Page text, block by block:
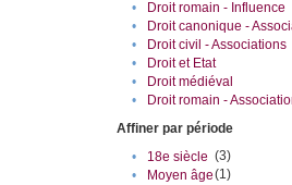
•
Droit romain - Influence
•
Droit canonique -
•
Droit civil - Associations
•
Droit et Etat
•
Droit médiéval
•
Droit romain -
Affiner par période
•
18e siècle (3)
•
Moyen âge(1)